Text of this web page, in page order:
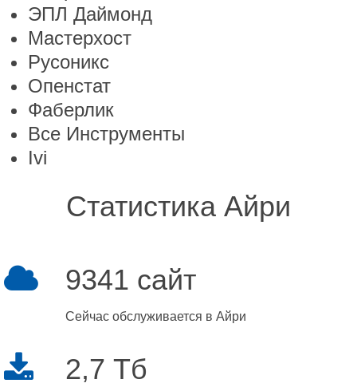
ЭПЛ Даймонд
Мастерхост
Русоникс
Опенстат
Фаберлик
Все Инструменты
Ivi
Статистика Айри
9341 сайт
Сейчас обслуживается в Айри
2,7 Тб